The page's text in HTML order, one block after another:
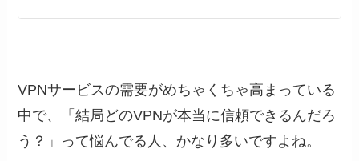
VPNサービスの需要がめちゃくちゃ高まっている
中で、「結局どのVPNが本当に信頼できるんだろ
う？」って悩んでる人、かなり多いですよね。